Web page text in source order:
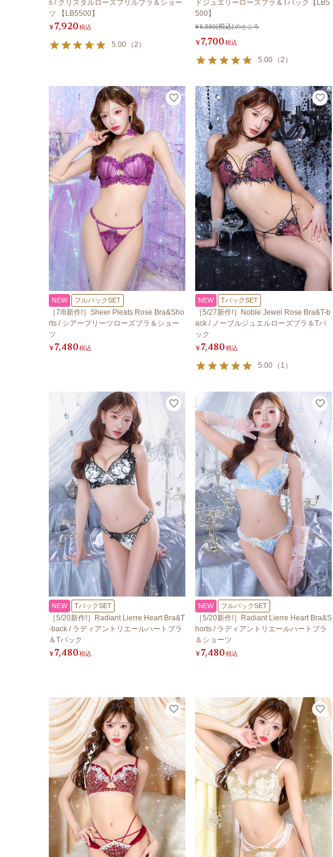
s / クリスタルローズフリルブラ＆ショー
ツ 【LB5500】
¥7,920税込
5.00 （2 ）
ドジュエリーローズブラ＆Tバック【LB5
500】
¥8,580 のところ
¥7,700税込
5.00 （2 ）
NEW フルバックSET
［7/8新作!］Sheer Pleats Rose Bra&Sho
rts / シアープリーツローズブラ＆ショー
ツ
¥7,480税込
NEW TバックSET
［5/27新作!］Noble Jewel Rose Bra&T-b
ack / ノーブルジュエルローズブラ＆Tバ
ック
¥7,480税込
5.00 （ 1 ）
NEW TバックSET
［5/20新作!］Radiant Lierre Heart Bra&T
-back / ラディアントリエールハートブラ
＆Tバック
¥7,480税込
NEW フルバックSET
［5/20新作!］Radiant Lierre Heart Bra&S
horts / ラディアントリエールハートブラ
＆ショーツ
¥7,480税込